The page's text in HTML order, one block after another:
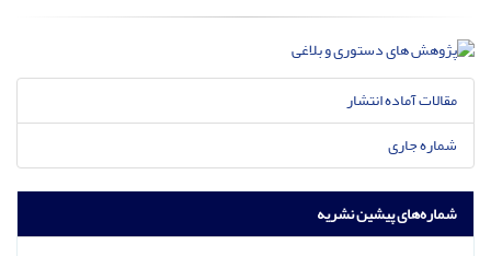
مقالات آماده انتشار
شماره جاری
شماره‌های پیشین نشریه